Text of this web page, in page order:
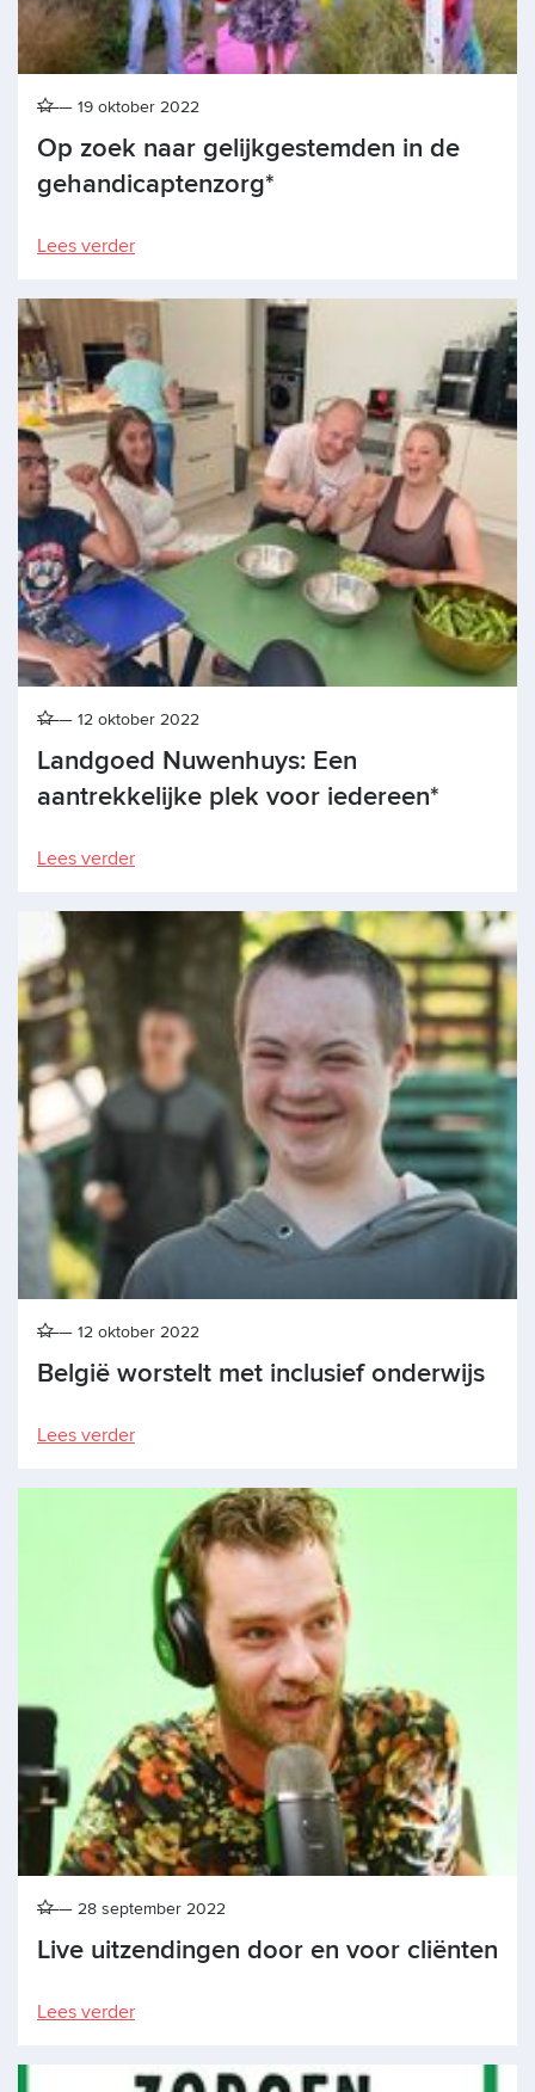
Op zoek naar gelijkgestemden in de
gehandicaptenzorg*
19 oktober 2022
Lees verder
Landgoed Nuwenhuys: Een
aantrekkelijke plek voor iedereen*
12 oktober 2022
Lees verder
België worstelt met inclusief onderwijs
12 oktober 2022
Lees verder
Live uitzendingen door en voor cliënten
28 september 2022
Lees verder